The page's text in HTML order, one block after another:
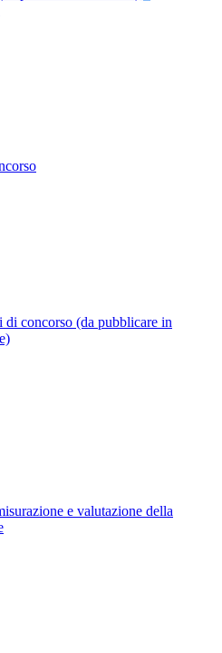
di concorso (da pubblicare in
e valutazione della